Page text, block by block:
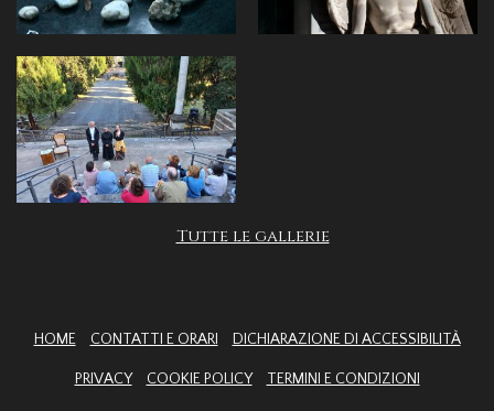
Tutte le gallerie
HOME CONTATTI E ORARI DICHIARAZIONE DI ACCESSIBILITÀ
PRIVACY COOKIE POLICY TERMINI E CONDIZIONI